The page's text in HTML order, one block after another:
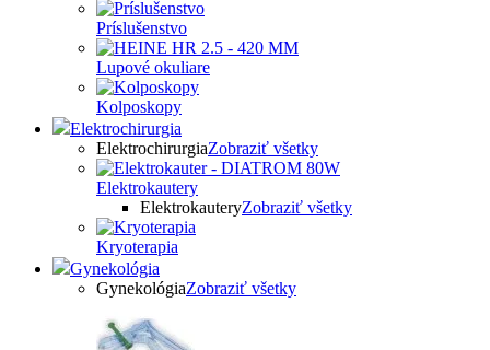
Príslušenstvo
Lupové okuliare
Kolposkopy
Elektrochirurgia
ElektrochirurgiaZobraziť všetky
Elektrokautery
ElektrokauteryZobraziť všetky
Kryoterapia
Gynekológia
GynekológiaZobraziť všetky